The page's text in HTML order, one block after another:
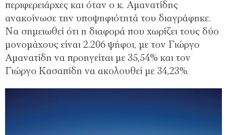
περιφερειάρχες και όταν ο κ. Αμανατίδης
ανακοίνωσε την υποψηφιότητά του διαγράφηκε.
Να σημειωθεί ότι η διαφορά που χωρίζει τους δύο
μονομάχους είναι 2.206 ψήφοι, με τον Γιώργο
Αμανατίδη να προηγείται με 35,54% και τον
Γιώργο Κασαπίδη να ακολουθεί με 34,23%.